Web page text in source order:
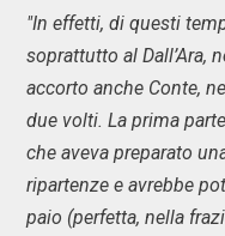
"In effetti, di questi
soprattutto al Dall’Ara,
accorto anche Conte,
due volti. La prima
che aveva preparato
ripartenze e avrebbe
paio (perfetta, nella